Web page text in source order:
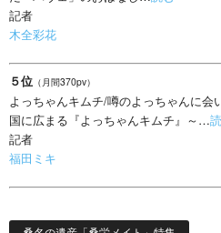
記者
木全彩花
５位 （月間370pv）
よっちゃんキムチ/噂のよっちゃんに会
国に広まる『よっちゃんキムチ』～…
記者
福田ミキ